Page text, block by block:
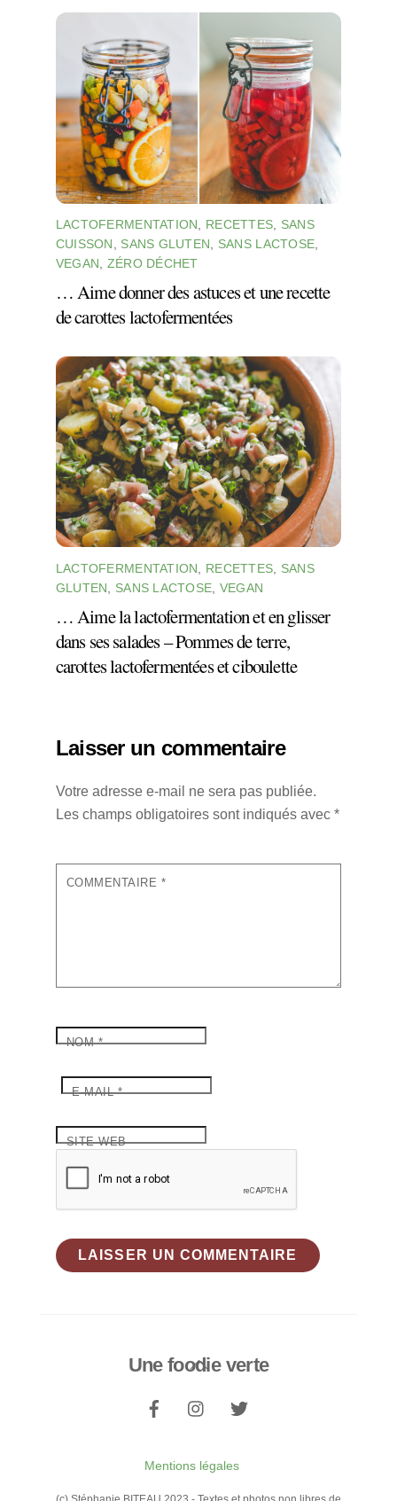
LACTOFERMENTATION, RECETTES, SANS
CUISSON, SANS GLUTEN, SANS LACTOSE,
VEGAN, ZÉRO DÉCHET
… Aime donner des astuces et une recette
de carottes lactofermentées
LACTOFERMENTATION RECETTES
SANS
GLUTEN
SANS LACTOSE VEGAN
… Aime la lactofermentation et en glisser
dans ses salades – Pommes de terre,
carottes lactofermentées et ciboulette
Laisser un commentaire
Votre adresse e-mail ne sera pas publiée.
Les champs obligatoires sont indiqués avec *
COMMENTAIRE *
NOM*
E-MAIL*
SITE WEB
Back
Top
Une foodie verte
Mentions légales